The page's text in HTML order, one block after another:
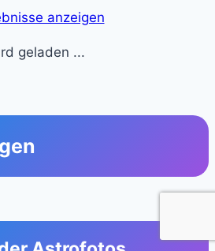
anzeigen
geladen ...